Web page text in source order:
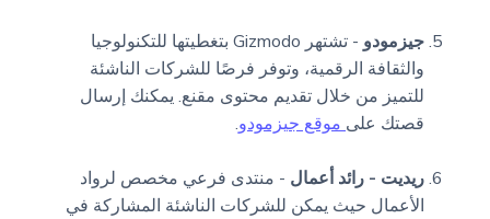
جيزمودو
- تشتهر Gizmodo بتغطيتها للتكنولوجيا
والثقافة الرقمية، وتوفر فرصًا للشركات الناشئة
للتميز من خلال تقديم محتوى مقنع. يمكنك إرسال
قصتك على موقع جيزمودو.
ريديت - رائد أعمال - منتدى فرعي مخصص لرواد
الأعمال حيث يمكن للشركات الناشئة المشاركة في